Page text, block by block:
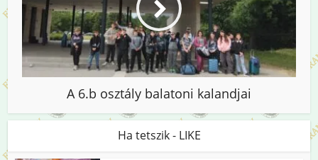
A 6.b osztály balatoni kalandjai
Ha tetszik - LIKE